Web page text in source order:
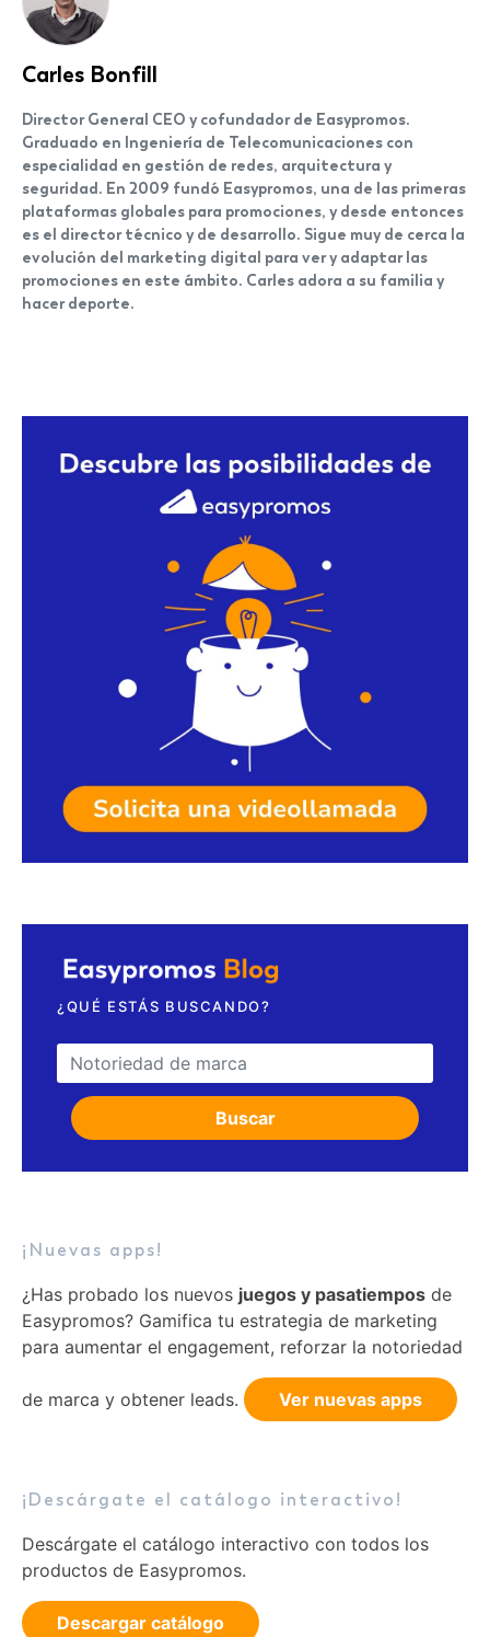
Carles Bonfill
Director General CEO y cofundador de Easypromos.
Graduado en Ingeniería de Telecomunicaciones con
especialidad en gestión de redes, arquitectura y
seguridad. En 2009 fundó Easypromos, una de las primeras
plataformas globales para promociones, y desde entonces
es el director técnico y de desarrollo. Sigue muy de cerca la
evolución del marketing digital para ver y adaptar las
promociones en este ámbito. Carles adora a su familia y
hacer deporte.
¿QUÉ ESTÁS BUSCANDO?
Search for:
Buscar
¡Nuevas apps!
¿Has probado los nuevos juegos y pasatiempos de
Easypromos? Gamifica tu estrategia de marketing
para aumentar el engagement, reforzar la notoriedad
de marca y obtener leads. Ver nuevas apps
¡Descárgate el catálogo interactivo!
Descárgate el catálogo interactivo con todos los
productos de Easypromos.
Descargar catálogo